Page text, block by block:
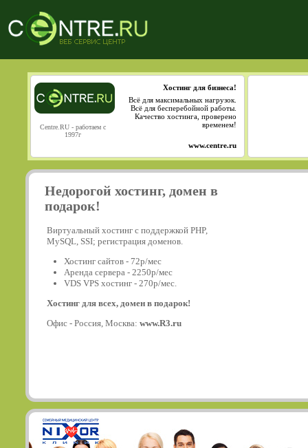
Centre.RU - работаем с
1997г
Хостинг для бизнеса!
Всё для максимальных нагрузок.
Всё для бесперебойной работы.
Качество хостинга, проверено
временем!
www.centre.ru
Недорогой хостинг, домен в
подарок!
Виртуальный хостинг с поддержкой PHP,
MySQL, SSI; регистрация доменов.
Хостинг сайтов - 72р/мес
Аренда сервера - 2250р/мес
VDS VPS хостинг - 270р/мес.
Хостинг для всех, домен в подарок!
Офис - Россия, Москва: www.R3.ru